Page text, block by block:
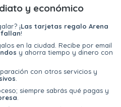
y económico
¡Las tarjetas regalo Arena
!
en la ciudad. Recibe por email
y ahorra tiempo y dinero con
con otros servicios y
siempre sabrás qué pagas y